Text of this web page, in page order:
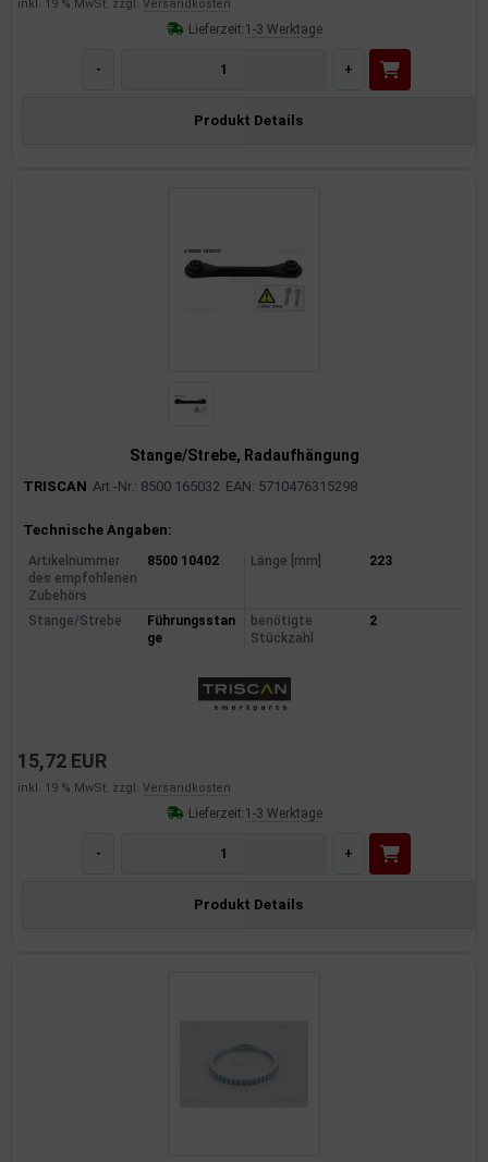
inkl. 19 % MwSt. zzgl. Versandkosten
Lieferzeit:1-3 Werktage
- +
Produkt Details
Stange/Strebe, Radaufhängung
TRISCAN Art.-Nr.: 8500 165032 EAN: 5710476315298
Produktinformationen
Technische Angaben:
Artikelnummer
des empfohlenen
Zubehörs
8500 10402 Länge [mm] 223
Stange/Strebe
Führungsstan
ge
benötigte
Stückzahl
2
15,72 EUR
inkl. 19 % MwSt. zzgl. Versandkosten
Lieferzeit:1-3 Werktage
- +
Produkt Details